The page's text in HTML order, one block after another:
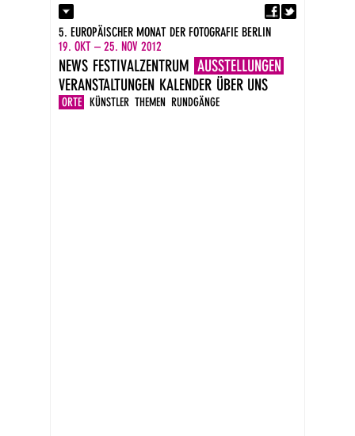
Kontakt
Presse
Impressum
DE
EN
5. EUROPÄISCHER MONAT DER FOTOGRAFIE BERLIN
19. OKT – 25. NOV 2012
NEWS FESTIVALZENTRUM AUSSTELLUNGEN
ORTE KÜNSTLER THEMEN RUNDGÄNGE
VERANSTALTUNGEN KALENDER ÜBER UNS